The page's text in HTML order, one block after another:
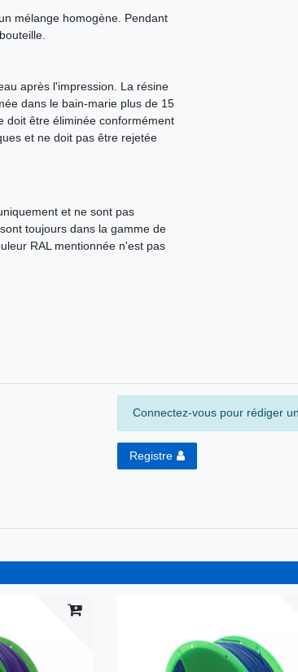
mélange homogène. Pendant
après l'impression. La résine
dans le bain-marie plus de 15
doit être éliminée conformément
et ne doit pas être rejetée
et ne sont pas
toujours dans la gamme de
RAL mentionnée n'est pas
Connectez-vous pour rédiger
Registre